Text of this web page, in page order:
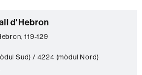
d'Hebron
119-129
Sud) / 4224 (mòdul Nord)